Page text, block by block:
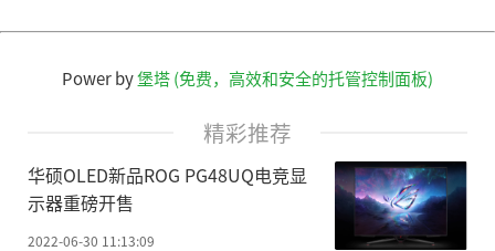
Power by堡塔 (免费，高效和安全的托管控制面板)
精彩推荐
华硕OLED新品ROG PG48UQ电竞显
示器重磅开售
2022-06-30 11:13:09